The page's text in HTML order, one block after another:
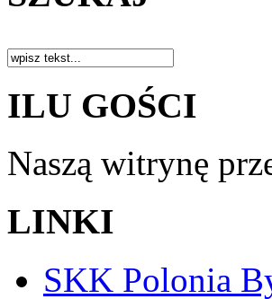
ILU GOŚCI
Naszą witrynę
LINKI
SKK Polonia